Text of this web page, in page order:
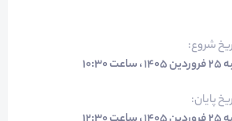
شروع:
پایان: